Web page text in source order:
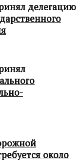
делегацию
около